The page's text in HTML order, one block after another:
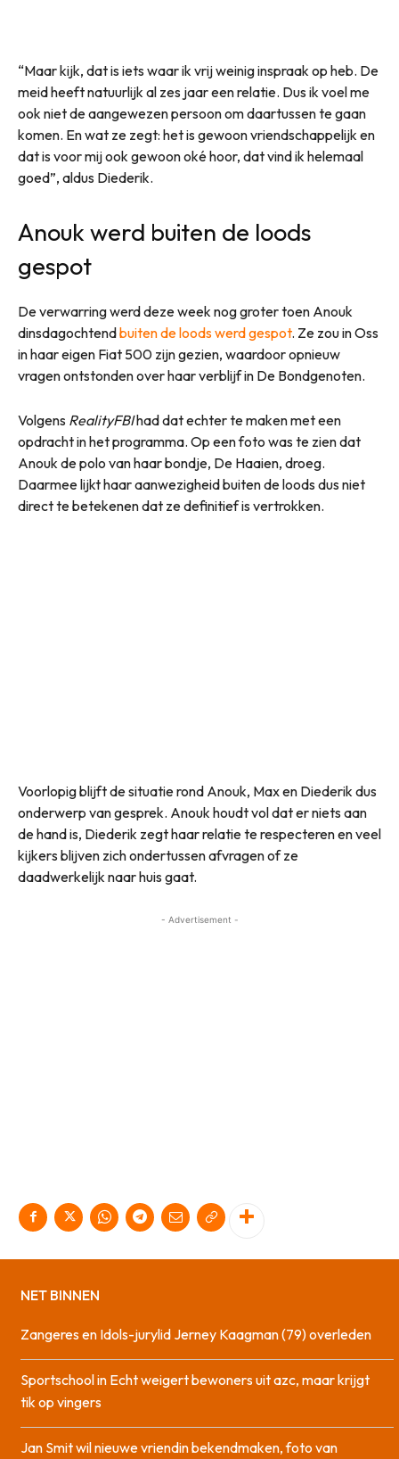
“Maar kijk, dat is iets waar ik vrij weinig inspraak op heb. De
meid heeft natuurlijk al zes jaar een relatie. Dus ik voel me
ook niet de aangewezen persoon om daartussen te gaan
komen. En wat ze zegt: het is gewoon vriendschappelijk en
dat is voor mij ook gewoon oké hoor, dat vind ik helemaal
goed”, aldus Diederik.
Anouk werd buiten de loods
gespot
De verwarring werd deze week nog groter toen Anouk
dinsdagochtendbuiten de loods werd gespot. Ze zou in Oss
in haar eigen Fiat 500 zijn gezien, waardoor opnieuw
vragen ontstonden over haar verblijf in De Bondgenoten.
Volgens RealityFBIhad dat echter te maken met een
opdracht in het programma. Op een foto was te zien dat
Anouk de polo van haar bondje, De Haaien, droeg.
Daarmee lijkt haar aanwezigheid buiten de loods dus niet
direct te betekenen dat ze definitief is vertrokken.
Voorlopig blijft de situatie rond Anouk, Max en Diederik dus
onderwerp van gesprek. Anouk houdt vol dat er niets aan
de hand is, Diederik zegt haar relatie te respecteren en veel
kijkers blijven zich ondertussen afvragen of ze
daadwerkelijk naar huis gaat.
- Advertisement -
NET BINNEN
Zangeres en Idols-jurylid Jerney Kaagman (79) overleden
Sportschool in Echt weigert bewoners uit azc, maar krijgt
tik op vingers
Jan Smit wil nieuwe vriendin bekendmaken, foto van